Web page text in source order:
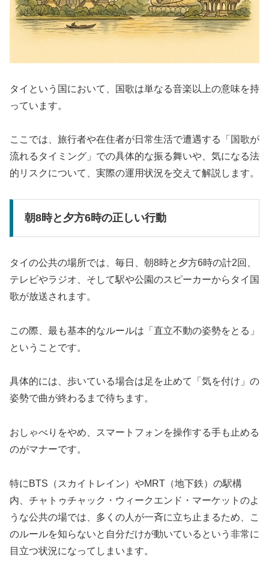
タイという国において、国歌は単なる音楽以上の意味を持
っています。
ここでは、旅行者や在住者が日常生活で遭遇する「国歌が
流れるタイミング」での具体的な振る舞いや、気になる法
的リスクについて、実際の運用状況を交えて解説します。
朝8時と夕方6時の正しい行動
タイの公共の場所では、毎日、朝8時と夕方6時の計2回、
テレビやラジオ、そして駅や公園のスピーカーからタイ国
歌が放送されます。
この際、最も基本的なルールは「直立不動の姿勢をとる」
ということです。
具体的には、歩いている場合は足を止めて「気を付け」の
姿勢で曲が終わるまで待ちます。
おしゃべりをやめ、スマートフォンを操作する手も止める
のがマナーです。
特にBTS（スカイトレイン）やMRT（地下鉄）の駅構
内、チャトゥチャック・ウィークエンド・マーケットのよ
うな公共の場では、多くの人が一斉に立ち止まるため、こ
のルールを知らないと自分だけが動いているという非常に
目立つ状況になってしまいます。